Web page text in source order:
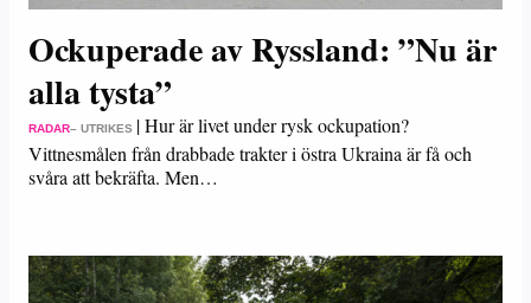
Ockuperade av Ryssland: ”Nu är
alla tysta”
RADAR– UTRIKES |Hur är livet under rysk ockupation?
Vittnesmålen från drabbade trakter i östra Ukraina är få och
svåra att bekräfta. Men…